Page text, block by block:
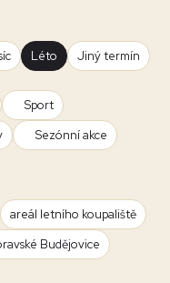
Léto Jiný termín
Sport
Sezónní akce
areál letního koupaliště
Budějovice